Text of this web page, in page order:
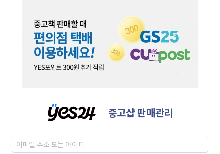
중고샵 판매관리